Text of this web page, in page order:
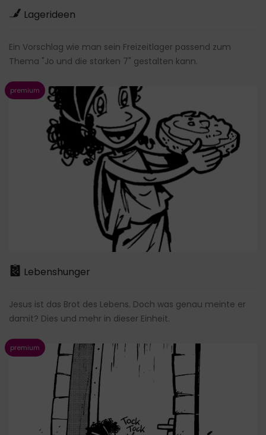
Lagerideen
Ein Vorschlag wie man sein Freizeitlager passend zum
Thema "Jo und die starken 7" gestalten kann.
Lebenshunger
Jesus ist das Brot des Lebens. Doch was genau meinte er
damit? Dies und mehr in dieser Einheit.